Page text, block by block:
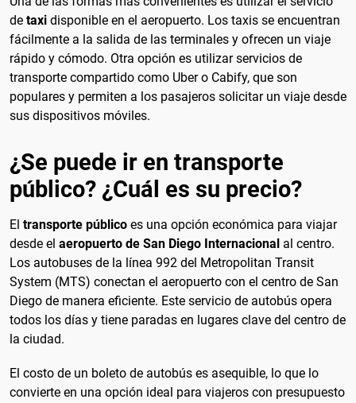
de taxi disponible en el aeropuerto. Los taxis se encuentran
fácilmente a la salida de las terminales y ofrecen un viaje
rápido y cómodo. Otra opción es utilizar servicios de
transporte compartido como Uber o Cabify, que son
populares y permiten a los pasajeros solicitar un viaje desde
sus dispositivos móviles.
¿Se puede ir en transporte
público? ¿Cuál es su precio?
El transporte público es una opción económica para viajar
desde el aeropuerto de San Diego Internacional al centro.
Los autobuses de la línea 992 del Metropolitan Transit
System (MTS) conectan el aeropuerto con el centro de San
Diego de manera eficiente. Este servicio de autobús opera
todos los días y tiene paradas en lugares clave del centro de
la ciudad.
El costo de un boleto de autobús es asequible, lo que lo
convierte en una opción ideal para viajeros con presupuesto